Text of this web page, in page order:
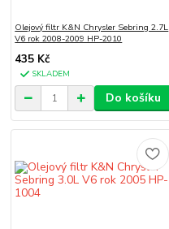
Olejový filtr K&N Chrysler Sebring 2.7L
V6 rok 2008-2009 HP-2010
435 Kč
SKLADEM
Do košíku